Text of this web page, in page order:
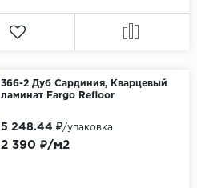
366-2 Дуб Сардиния, Кварцевый
ламинат Fargo Refloor
2 390 ₽/м2
5 248.44 ₽/упаковка